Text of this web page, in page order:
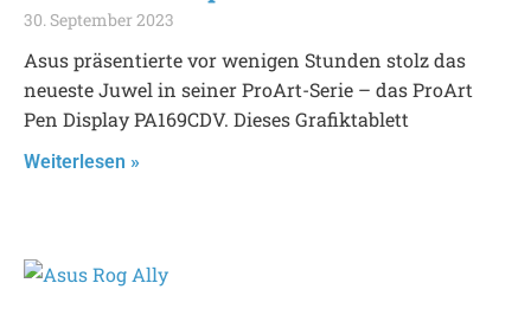
30. September 2023
Asus präsentierte vor wenigen Stunden stolz das
neueste Juwel in seiner ProArt-Serie – das ProArt
Pen Display PA169CDV. Dieses Grafiktablett
Weiterlesen »